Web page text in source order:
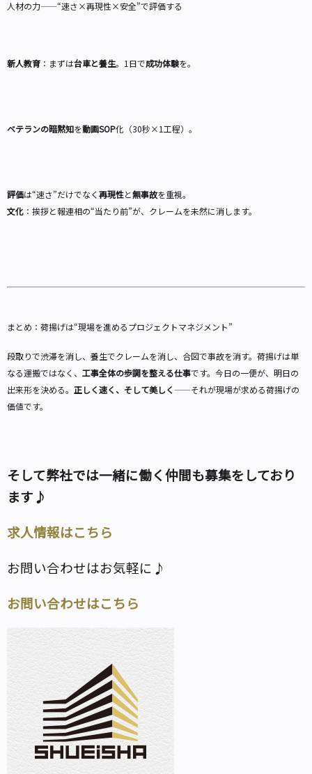
人材の力——“速さ×再現性×安全”で評価する
新人教育 ：まずは台車と養生。1日で成功体験を。
ベテランの暗黙知を動画SOP化（30秒×1工程）。
評価は“速さ”だけでなく再現性と無事故を重視。
文化 ：挨拶と報連相の“当たり前”が、クレームを未然に消します。
まとめ：荷揚げは“現場を進めるプロジェクトマネジメント”
段取りで渋滞を消し、養生でクレームを消し、合図で事故を消す。荷揚げは単
なる運搬ではなく、 工事全体の歩調を整える仕事です。今日の一便が、明日の
出来形を決める。 正しく速く、そして美しく ——それが現場が求める荷揚げの
価値です。
そして弊社では一緒に働く仲間も募集をしており
ます♪
求人情報はこちら
お問い合わせはお気軽に♪
お問い合わせはこちら